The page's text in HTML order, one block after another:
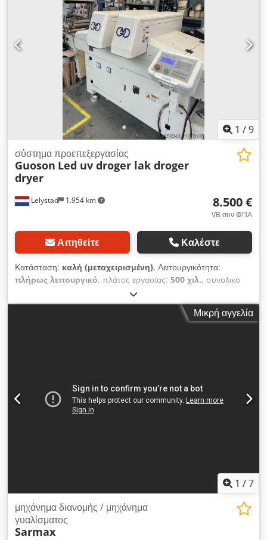
1 /9
Lelystad 1.954 km
σύστημα προεπεξεργασίας
Guoson Led uv droger lak droger
dryer
8.500 €
VB συν ΦΠΑ
Αιτηθείτε Καλέστε
Κατάσταση: καλή (μεταχειρισμένη), Λειτουργικότητα:
πλήρως λειτουργικό, πλάτος εργασίας: 500 χιλ., συνολικό
, συνολικό μήκος:
ύψος:1.400 χιλ., Υδρόψυκτο LED-UV στεγνωτήριο σε
λειτουργία, η μηχανή διαθέτει σύστημα ελέγχου όπου ηΜικρή αγγελία
1 /7
μηχάνημα διανομής / μηχάνημα
γυαλίσματος
Sarmax